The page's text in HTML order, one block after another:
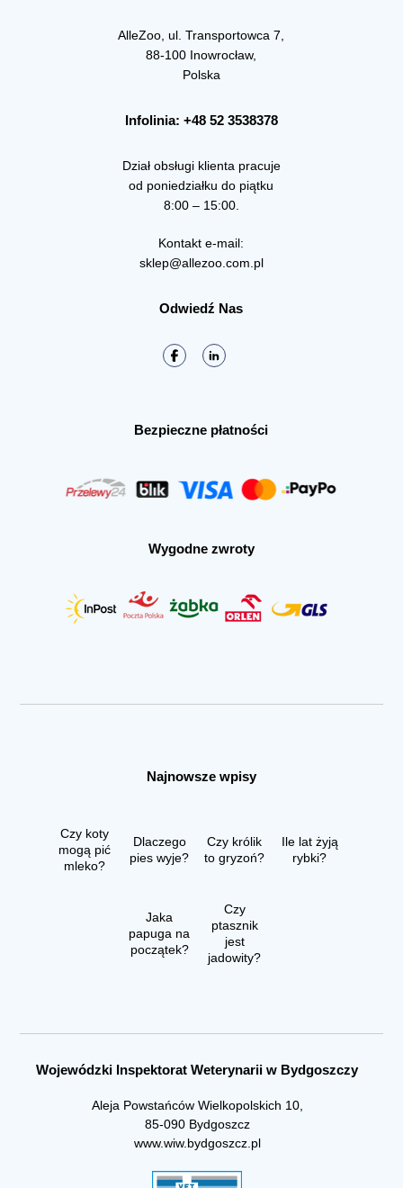
AlleZoo, ul. Transportowca 7,
88-100 Inowrocław,
Polska
Infolinia: +48 52 3538378
Dział obsługi klienta pracuje
od poniedziałku do piątku
8:00 – 15:00.
Kontakt e-mail:
sklep@allezoo.com.pl
Odwiedź Nas
Bezpieczne płatności
Wygodne zwroty
Najnowsze wpisy
Czy koty
mogą pić
mleko?
Dlaczego
pies wyje?
Czy królik
to gryzoń?
Ile lat żyją
rybki?
Jaka
papuga na
początek?
Czy
ptasznik
jest
jadowity?
Wojewódzki Inspektorat Weterynarii w Bydgoszczy
Aleja Powstańców Wielkopolskich 10,
85-090 Bydgoszcz
www.wiw.bydgoszcz.pl